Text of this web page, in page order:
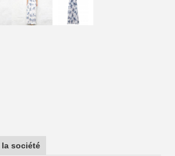
société